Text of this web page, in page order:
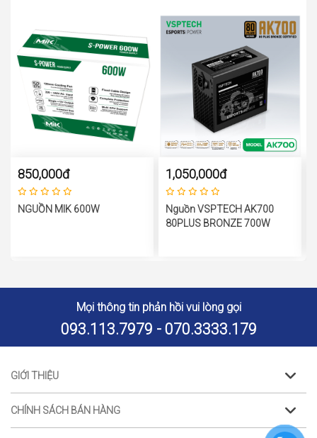
850,000đ
NGUỒN MIK 600W
1,050,000đ
Nguồn VSPTECH AK700
80PLUS BRONZE 700W
Mọi thông tin phản hồi vui lòng gọi
093.113.7979 - 070.3333.179
GIỚI THIỆU
CHÍNH SÁCH BÁN HÀNG